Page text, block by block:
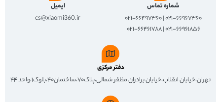
شماره تماس
۰۲۱-۶۶۹۶۷۳۶۰ | ۰۲۱-۶۶۴۹۷۳۶۰
۰۲۱-۶۶۹۶۱۸۵۶ | ۰۲۱-۶۶۴۶۱۷۸۸
ایمیل
cs@xiaomi360.ir
دفتر مرکزی
تهران،خیابان انقلاب،خیابان برادران مظفر شمالی،پلاک۷۰،ساختمان۴۰،بلوک۱،واحد ۴۴